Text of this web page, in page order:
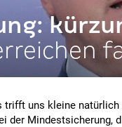
trifft uns kleine natürlich
der Mindestsicherung,